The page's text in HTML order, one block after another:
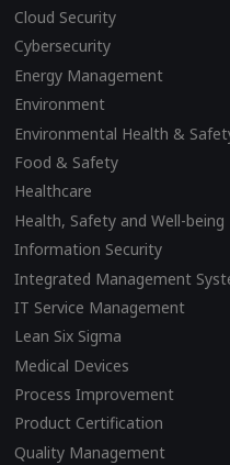
Cloud Security
Cybersecurity
Energy Management
Environment
Environmental Health &
Food & Safety
Healthcare
Health, Safety and Well-being
Information Security
Integrated Management
IT Service Management
Lean Six Sigma
Medical Devices
Process Improvement
Product Certification
Quality Management